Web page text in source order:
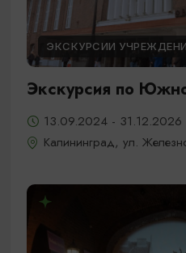
ЭКСКУРСИИ
Экскурсия по
13.09.2024 - 31.12.2026
Калининград, ул.